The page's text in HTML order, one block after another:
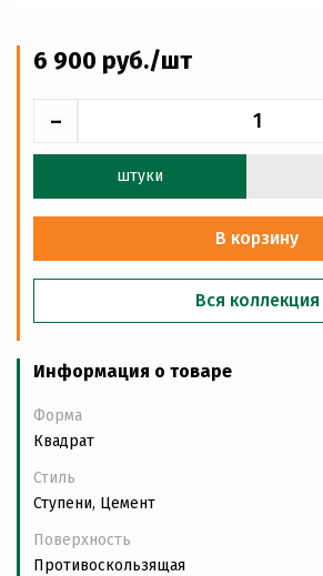
6 900 руб./шт
-
штуки
В корзину
Вся коллекция
Информация о товаре
Форма
Квадрат
Стиль
Ступени, Цемент
Поверхность
Противоскользящая